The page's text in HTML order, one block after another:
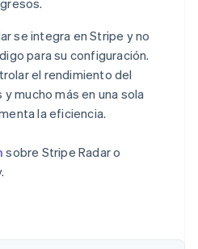
se integra en Stripe y no
para su configuración.
el rendimiento del
mucho más en una sola
la eficiencia.
sobre Stripe Radar o